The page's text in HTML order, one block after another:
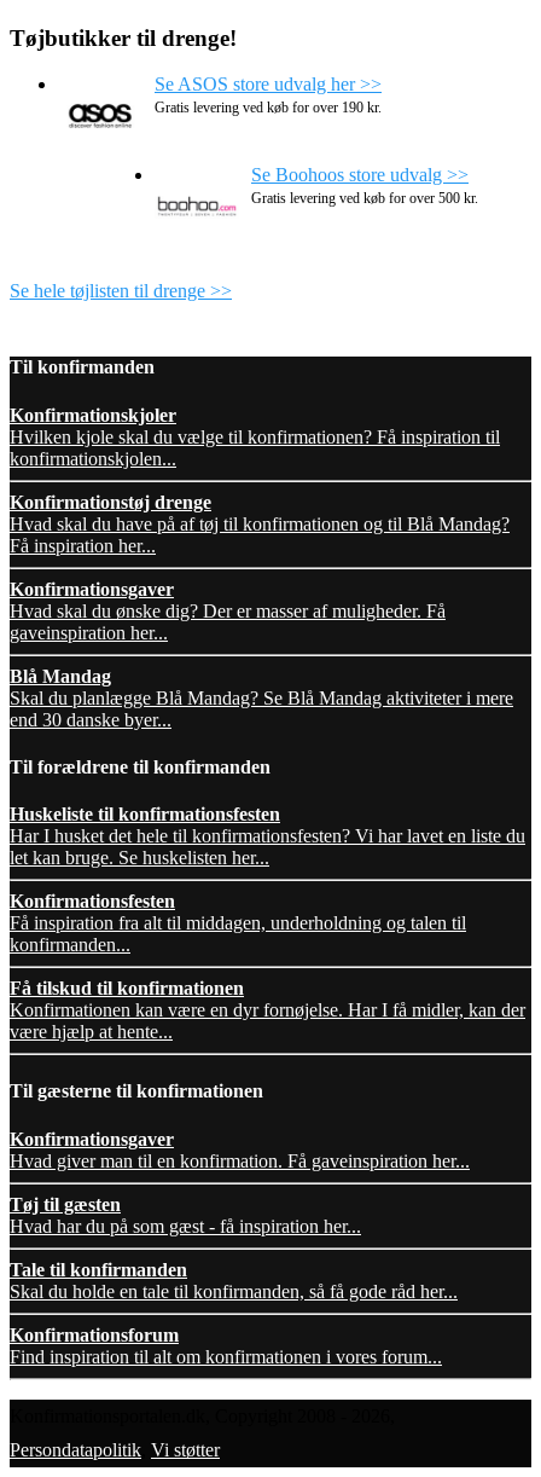
Tøjbutikker til drenge!
Se ASOS store udvalg her >>
Gratis levering ved køb for over 190 kr.
Se Boohoos store udvalg >>
Gratis levering ved køb for over 500 kr.
Se hele tøjlisten til drenge >>
Til konfirmanden
Konfirmationskjoler
Hvilken kjole skal du vælge til konfirmationen? Få inspiration til
konfirmationskjolen...
Konfirmationstøj drenge
Hvad skal du have på af tøj til konfirmationen og til Blå Mandag?
Få inspiration her...
Konfirmationsgaver
Hvad skal du ønske dig? Der er masser af muligheder. Få
gaveinspiration her...
Blå Mandag
Skal du planlægge Blå Mandag? Se Blå Mandag aktiviteter i mere
end 30 danske byer...
Til forældrene til konfirmanden
Huskeliste til konfirmationsfesten
Har I husket det hele til konfirmationsfesten? Vi har lavet en liste du
let kan bruge. Se huskelisten her...
Konfirmationsfesten
Få inspiration fra alt til middagen, underholdning og talen til
konfirmanden...
Få tilskud til konfirmationen
Konfirmationen kan være en dyr fornøjelse. Har I få midler, kan der
være hjælp at hente...
Til gæsterne til konfirmationen
Konfirmationsgaver
Hvad giver man til en konfirmation. Få gaveinspiration her...
Tøj til gæsten
Hvad har du på som gæst - få inspiration her...
Tale til konfirmanden
Skal du holde en tale til konfirmanden, så få gode råd her...
Konfirmationsforum
Find inspiration til alt om konfirmationen i vores forum...
Persondatapolitik Vi støtter